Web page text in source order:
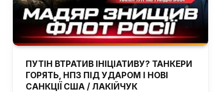
ПУТІН ВТРАТИВ ІНІЦІАТИВУ? ТАНКЕРИ
ГОРЯТЬ, НПЗ ПІД УДАРОМ І НОВІ
САНКЦІЇ США / ЛАКІЙЧУК